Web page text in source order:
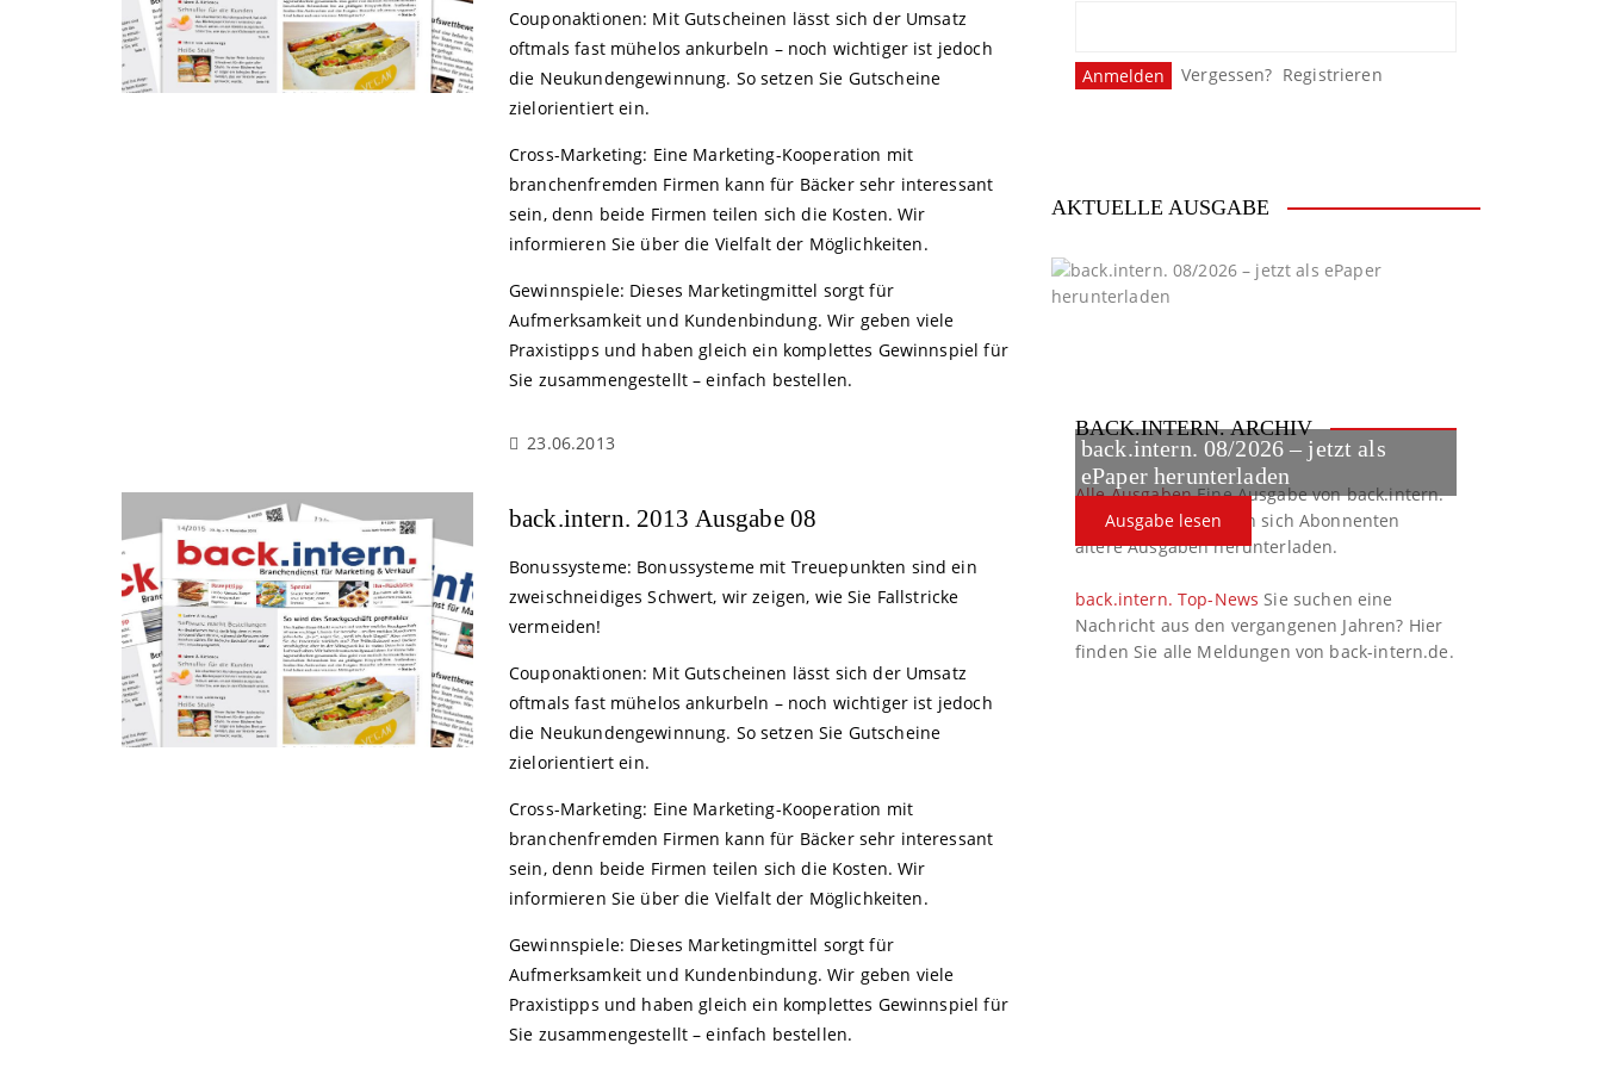
Couponaktionen: Mit Gutscheinen lässt sich der Umsatz
oftmals fast mühelos ankurbeln – noch wichtiger ist jedoch
die Neukundengewinnung. So setzen Sie Gutscheine
zielorientiert ein.
Cross-Marketing: Eine Marketing-Kooperation mit
branchenfremden Firmen kann für Bäcker sehr interessant
sein, denn beide Firmen teilen sich die Kosten. Wir
informieren Sie über die Vielfalt der Möglichkeiten.
Gewinnspiele: Dieses Marketingmittel sorgt für
Aufmerksamkeit und Kundenbindung. Wir geben viele
Praxistipps und haben gleich ein komplettes Gewinnspiel für
Sie zusammengestellt – einfach bestellen.
23.06.2013
back.intern. 2013 Ausgabe 08
Bonussysteme: Bonussysteme mit Treuepunkten sind ein
zweischneidiges Schwert, wir zeigen, wie Sie Fallstricke
vermeiden!
Couponaktionen: Mit Gutscheinen lässt sich der Umsatz
oftmals fast mühelos ankurbeln – noch wichtiger ist jedoch
die Neukundengewinnung. So setzen Sie Gutscheine
zielorientiert ein.
Cross-Marketing: Eine Marketing-Kooperation mit
branchenfremden Firmen kann für Bäcker sehr interessant
sein, denn beide Firmen teilen sich die Kosten. Wir
informieren Sie über die Vielfalt der Möglichkeiten.
Gewinnspiele: Dieses Marketingmittel sorgt für
Aufmerksamkeit und Kundenbindung. Wir geben viele
Praxistipps und haben gleich ein komplettes Gewinnspiel für
Sie zusammengestellt – einfach bestellen.
Vergessen? Registrieren
AKTUELLE AUSGABE
back.intern. 08/2026 – jetzt als
ePaper herunterladen
Ausgabe lesen
BACK.INTERN. ARCHIV
Alle AusgabenEine Ausgabe von back.intern.
verpasst? Hier können sich Abonnenten
ältere Ausgaben herunterladen.
back.intern. Top-News Sie suchen eine
Nachricht aus den vergangenen Jahren? Hier
finden Sie alle Meldungen von back-intern.de.